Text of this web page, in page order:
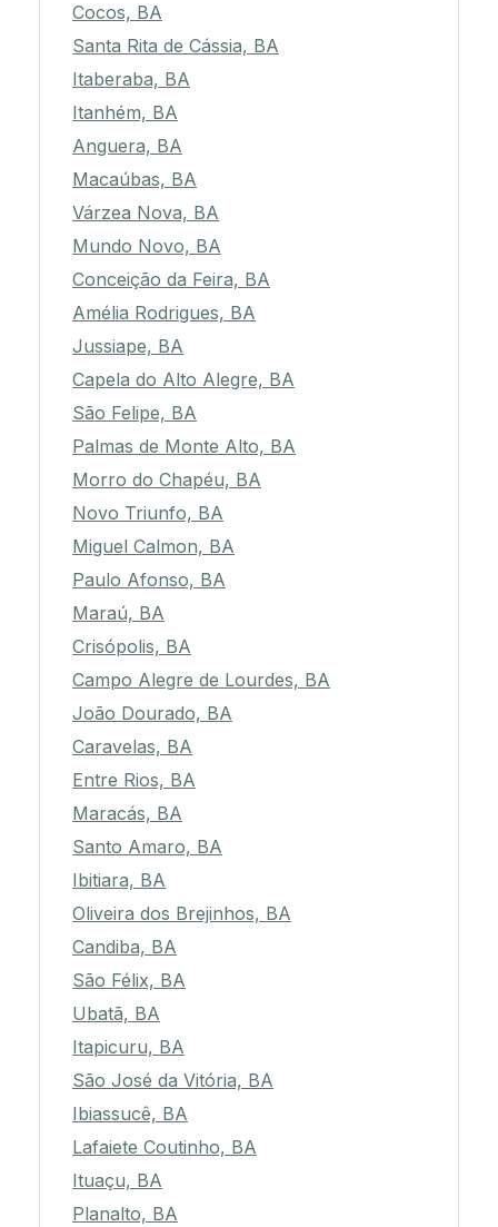
Cocos, BA
Santa Rita de Cássia, BA
Itaberaba, BA
Itanhém, BA
Anguera, BA
Macaúbas, BA
Várzea Nova, BA
Mundo Novo, BA
Conceição da Feira, BA
Amélia Rodrigues, BA
Jussiape, BA
Capela do Alto Alegre, BA
São Felipe, BA
Palmas de Monte Alto, BA
Morro do Chapéu, BA
Novo Triunfo, BA
Miguel Calmon, BA
Paulo Afonso, BA
Maraú, BA
Crisópolis, BA
Campo Alegre de Lourdes, BA
João Dourado, BA
Caravelas, BA
Entre Rios, BA
Maracás, BA
Santo Amaro, BA
Ibitiara, BA
Oliveira dos Brejinhos, BA
Candiba, BA
São Félix, BA
Ubatã, BA
Itapicuru, BA
São José da Vitória, BA
Ibiassucê, BA
Lafaiete Coutinho, BA
Ituaçu, BA
Planalto, BA